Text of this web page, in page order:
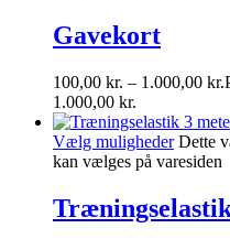
Gavekort
100,00 kr. – 1.000,00 kr.
1.000,00 kr.
Vælg muligheder Dette
kan vælges på varesiden